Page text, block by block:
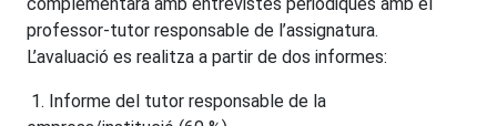
professor-tutor responsable de l’assignatura.
L’avaluació es realitza a partir de dos informes:
1. Informe del tutor responsable de la